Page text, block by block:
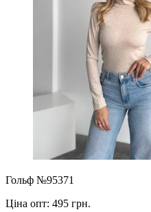
Гольф №95371
Ціна опт: 495 грн.